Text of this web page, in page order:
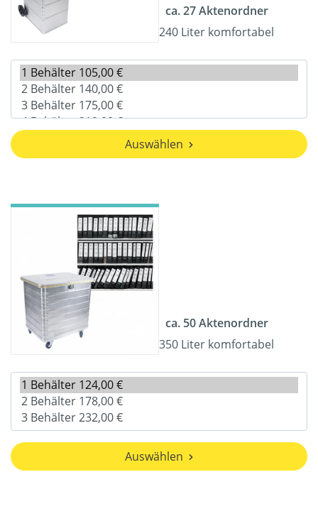
ca. 27 Aktenordner
240 Liter komfortabel
Auswählen
ca. 50 Aktenordner
350 Liter komfortabel
Auswählen